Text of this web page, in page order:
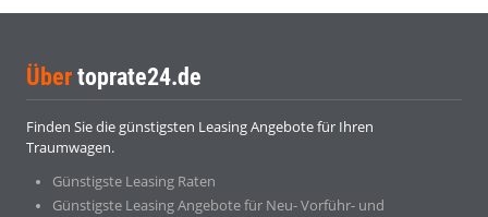
Über toprate24.de
Finden Sie die günstigsten Leasing Angebote für Ihren
Traumwagen.
Günstigste Leasing Raten
Günstigste Leasing Angebote für Neu- Vorführ- und